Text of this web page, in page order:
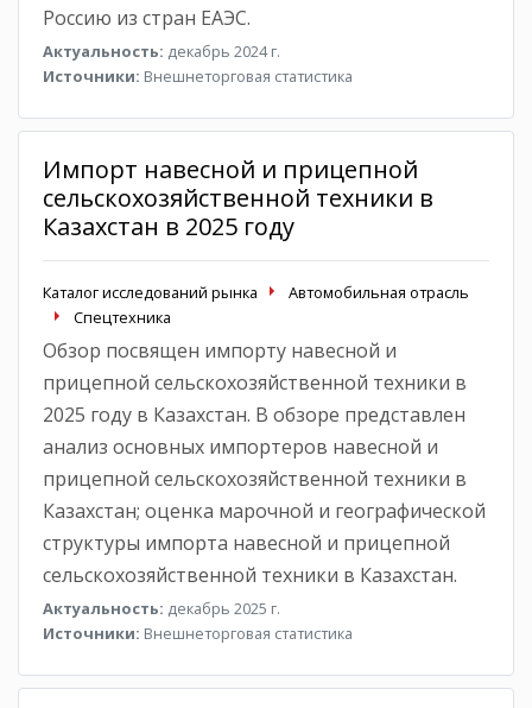
Россию из стран ЕАЭС.
Актуальность: декабрь 2024 г.
Источники: Внешнеторговая статистика
Импорт навесной и прицепной
сельскохозяйственной техники в
Казахстан в 2025 году
Каталог исследований рынка
Автомобильная отрасль
Спецтехника
Обзор посвящен импорту навесной и
прицепной сельскохозяйственной техники в
2025 году в Казахстан. В обзоре представлен
анализ основных импортеров навесной и
прицепной сельскохозяйственной техники в
Казахстан; оценка марочной и географической
структуры импорта навесной и прицепной
сельскохозяйственной техники в Казахстан.
Актуальность: декабрь 2025 г.
Источники: Внешнеторговая статистика